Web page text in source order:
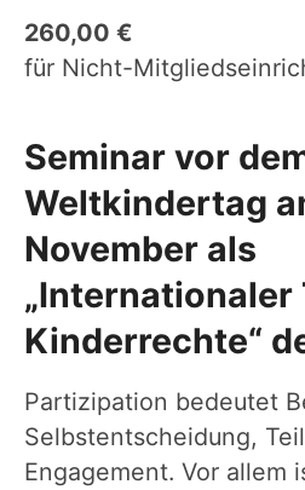
260,00 €
für Nicht-
Seminar vor
Weltkindertag
November als
„Internationaler
Kinderrechte“
Partizipation bedeutet
Selbstentscheidung,
Engagement. Vor allem